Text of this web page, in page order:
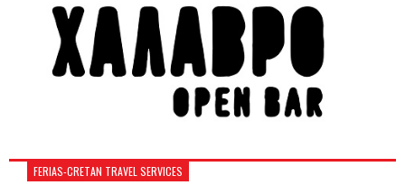
FERIAS-CRETAN TRAVEL SERVICES